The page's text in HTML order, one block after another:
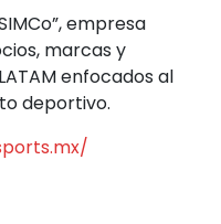
empresa
marcas y
enfocados al
deportivo.